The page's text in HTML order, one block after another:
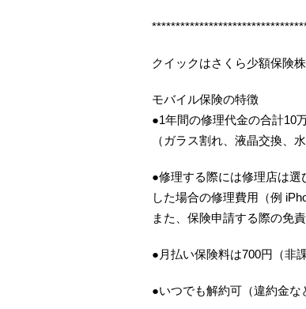
クイックはさくら少額保険
モバイル保険の特徴
●1年間の修理代金の合計10
（ガラス割れ、液晶交換、
●修理する際には修理店は
した場合の修理費用（例
また、保険申請する際の免
●月払い保険料は700円（非課
●いつでも解約可（違約金な